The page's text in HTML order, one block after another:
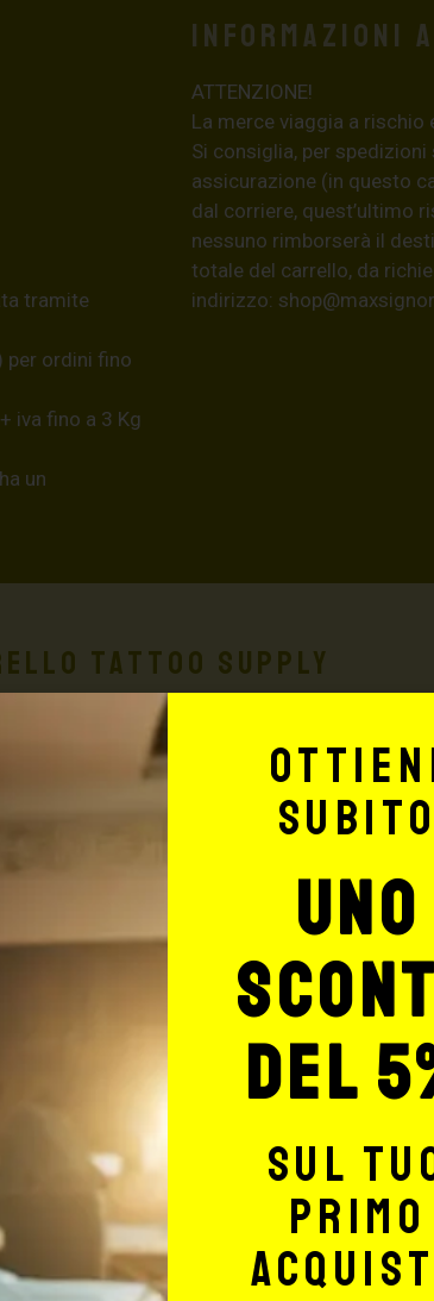
tramite
per ordini fino
iva fino a 3 Kg
un
Informazioni
ATTENZIONE!
La merce viaggia a
Si consiglia, per
assicurazione (in questo
dal corriere, quest’ultimo
nessuno rimborserà il
totale del carrello, da
indirizzo:
Tattoo Supply
PER IL TUO
STUDIO
interessarti
FINO
subito
uno
del
sul
primo